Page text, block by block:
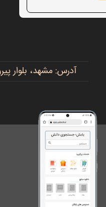
آدرس: مشهد، بلوار پیروزی، پیروزی ۱۵، رضوی ۱۶ - دهخدا